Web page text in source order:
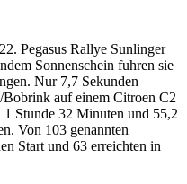
Pegasus Rallye Sunlinger
Sonnenschein fuhren sie
Nur 7,7 Sekunden
Bobrink auf einem Citroen C2
Stunde 32 Minuten und 55,2
Von 103 genannten
Start und 63 erreichten in